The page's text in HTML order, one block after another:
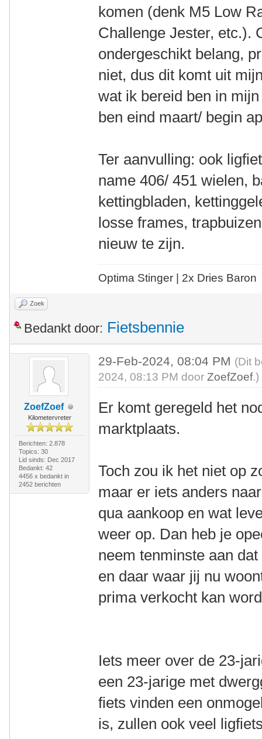
komen (denk M5 Low
Challenge Jester, etc.).
ondergeschikt belang,
niet, dus dit komt uit
wat ik bereid ben in
ben eind maart/ begin
Ter aanvulling: ook
name 406/ 451 wielen,
kettingbladen,
losse frames,
nieuw te zijn.
Optima Stinger | 2x Dries Baron
Zoek
Bedankt door: Fietsbennie
ZoefZoef
Kilometervreter
Berichten: 2.878
Topics: 30
Lid sinds: Dec 2017
Bedankt: 42
4456 x bedankt in
2452 berichten
29-Feb-2024, 08:04 PM (Dit
2024, 08:13 PM doorZoefZoef.)
Er komt geregeld het
marktplaats.
Toch zou ik het niet op
maar er iets anders
qua aankoop en wat
weer op. Dan heb je
neem tenminste aan
en daar waar jij nu
prima verkocht kan
Iets meer over de 23-
een 23-jarige met
fiets vinden een
is, zullen ook veel